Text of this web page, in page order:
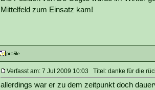
Mittelfeld zum Einsatz kam!
Verfasst am: 7 Jul 2009 10:03 Titel: danke für die
allerdings war er zu dem zeitpunkt doch